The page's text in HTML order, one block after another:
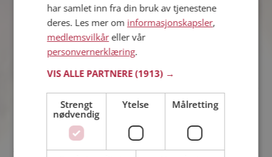
”fan, så fin hun er”.
De håndhilste og hendene liksom satt fast i hverandre og
smilene virket aldri å dø ut. Frank bare stirret mens Anna viftet
har samlet inn fra din bruk av tjenestene
deres. Les mer om informasjonskapsler,
medlemsvilkåreller vår
personvernerklæring.
VIS ALLE PARTNERE(1913) →
Strengt
nødvendig
Ytelse Målretting